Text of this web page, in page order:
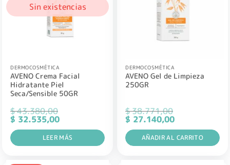
Sin existencias
DERMOCOSMÉTICA
AVENO Crema Facial
Hidratante Piel
Seca/Sensible 50GR
$43.380,00
El
precio
original
era:
$ 43.380,00.
$ 32.535,00El
actual
es:
$ 32.535,00.
LEER MÁS
DERMOCOSMÉTICA
AVENO Gel de Limpieza
250GR
$38.771,00
El
precio
original
era:
$ 38.771,00.
$ 27.140,00El
actual
es:
$ 27.140,00.
AÑADIR AL CARRITO